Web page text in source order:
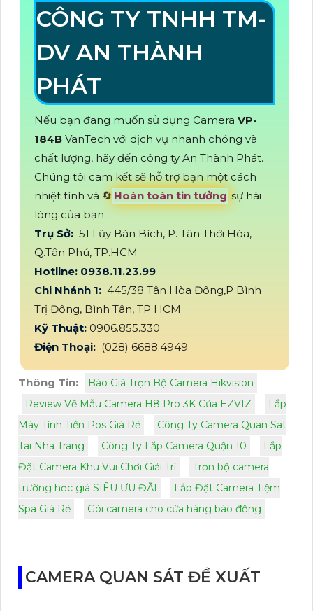
CÔNG TY TNHH TM-
DV AN THÀNH
PHÁT
Nếu bạn đang muốn sử dụng Camera VP-
184B VanTech với dịch vụ nhanh chóng và
chất lượng, hãy đến công ty An Thành Phát.
Chúng tôi cam kết sẽ hỗ trợ bạn một cách
nhiệt tình và 🔄 Hoàn toàn tin tưởng sự hài
lòng của bạn.
Trụ Sở: 51 Lũy Bán Bích, P. Tân Thới Hòa,
Q.Tân Phú, TP.HCM
Hotline: 0938.11.23.99
Chi Nhánh 1: 445/38 Tân Hòa Đông,P Bình
Trị Đông, Bình Tân, TP HCM
Kỹ Thuật: 0906.855.330
Điện Thoại: (028) 6688.4949
Thông Tin:
Báo Giá Trọn Bộ Camera Hikvision
Review Về Mẫu Camera H8 Pro 3K Của EZVIZ
Lắp
Máy Tính Tiền Pos Giá Rẻ
Công Ty Camera Quan Sat
Tai Nha Trang
Công Ty Lắp Camera Quận 10
Lắp
Đặt Camera Khu Vui Chơi Giải Trí
Trọn bộ camera
trường học giá SIÊU ƯU ĐÃI
Lắp Đặt Camera Tiệm
Spa Giá Rẻ
Gói camera cho cửa hàng báo động
CAMERA QUAN SÁT ĐỀ XUẤT